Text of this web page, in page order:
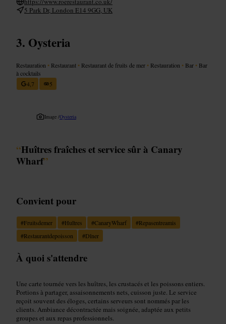
5 Park Dr, London E14 9GG, UK
Oysteria
Restauration • Restaurant • Restaurant de fruits de mer • Restauration • Bar • Bar
à cocktails
4,7
5
Image /Oysteria
“Huîtres fraîches et service sûr à Canary
Wharf”
Convient pour
#Fruitsdemer #Huîtres #CanaryWharf #Repasentreamis
#Restaurantdepoisson #Dîner
À quoi s'attendre
Une carte tournée vers les huîtres, les crustacés et les poissons entiers.
Portions à partager, assaisonnements nets, cuisson juste. Le service
reçoit souvent des éloges, certains serveurs sont nommés par les
clients. Ambiance décontractée mais soignée, adaptée aux petits
groupes et aux repas professionnels.